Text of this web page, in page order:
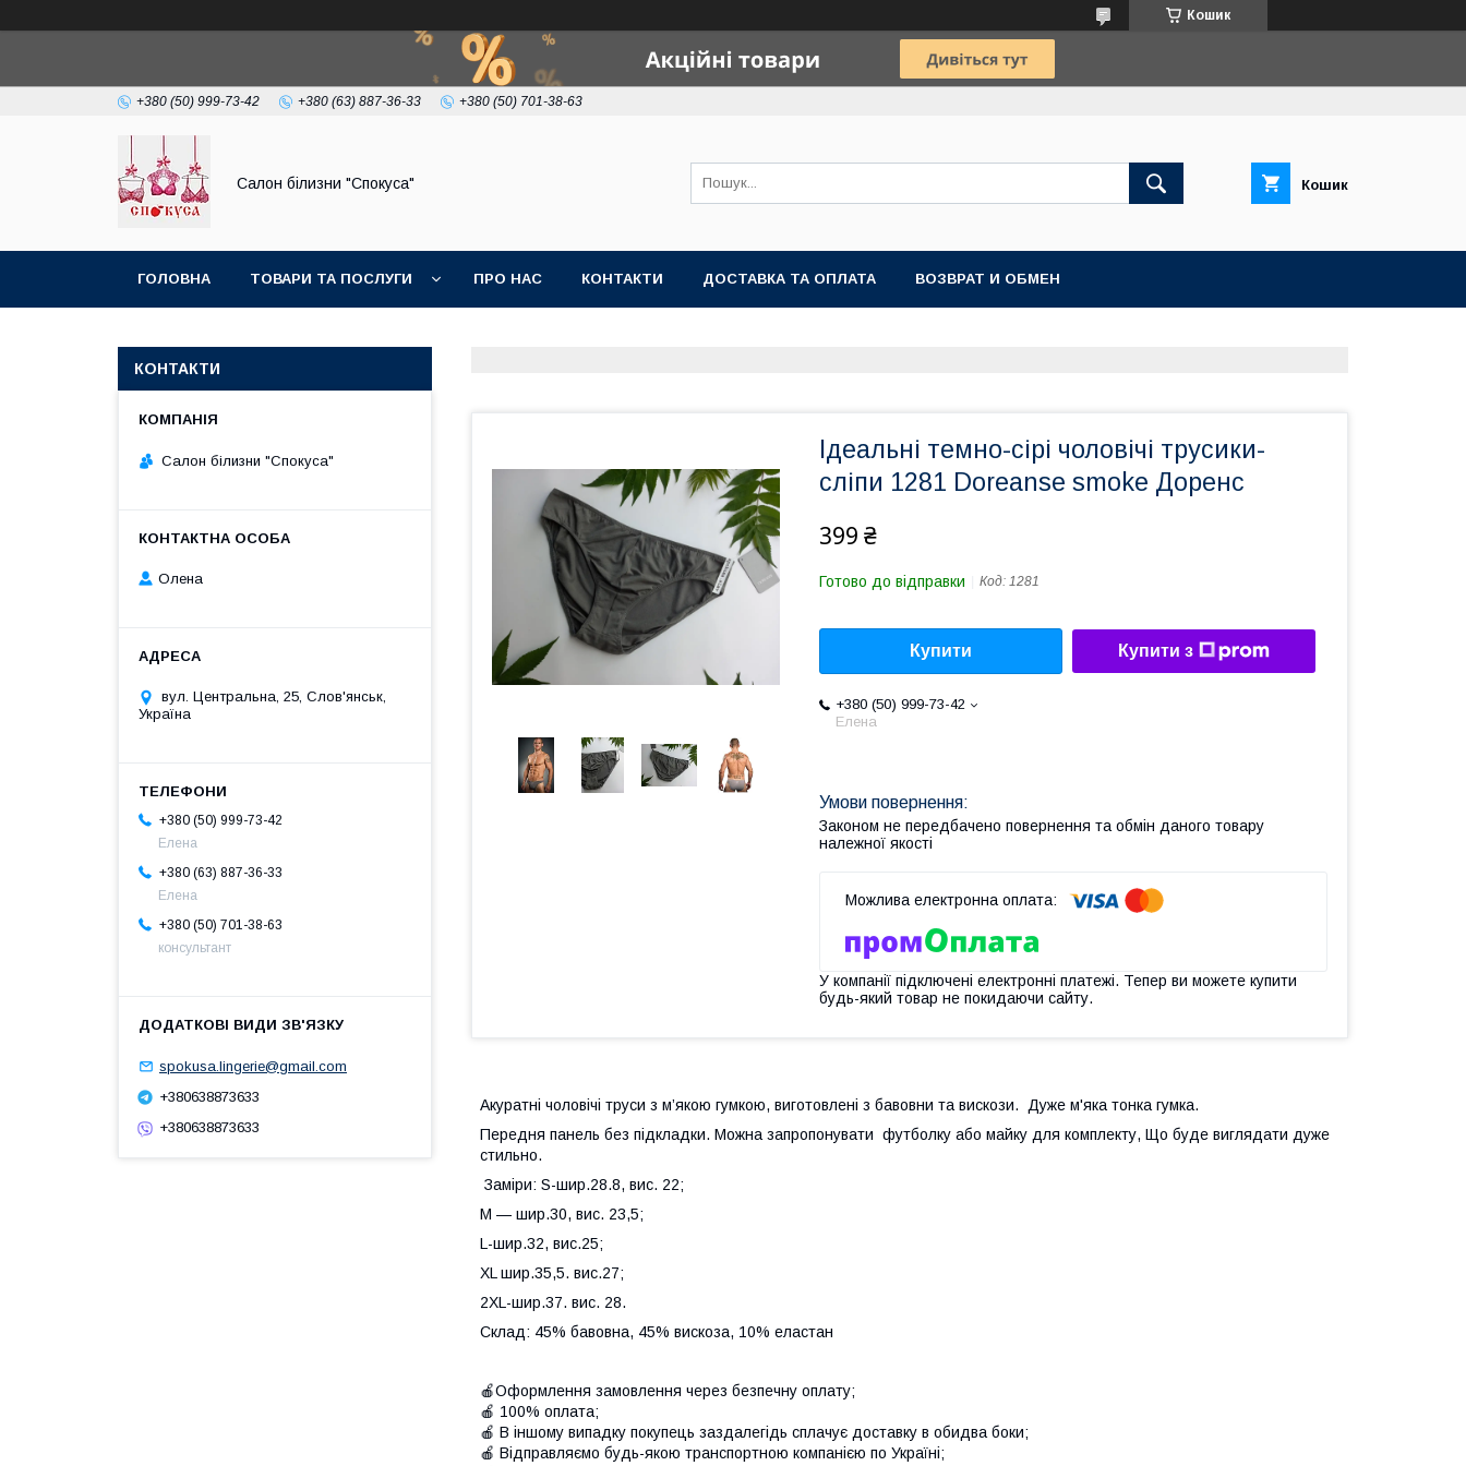
Кошик
+380 (50) 999-73-42 +380 (63) 887-36-33 +380 (50) 701-38-63
Салон білизни "Спокуса" Кошик
ГОЛОВНА ТОВАРИ ТА ПОСЛУГИ ПРО НАС КОНТАКТИ ДОСТАВКА ТА ОПЛАТА ВОЗВРАТ И ОБМЕН
Ідеальні темно-сірі чоловічі трусики-
сліпи 1281 Doreanse smoke Доренс
399 ₴
Готово до відправки Код: 1281
Купити Купити з
+380 (50) 999-73-42
Елена
Законом не передбачено повернення та обмін даного товару
належної якості
У компанії підключені електронні платежі. Тепер ви можете купити
будь-який товар не покидаючи сайту.
Акуратні чоловічі труси з м’якою гумкою, виготовлені з бавовни та вискози. Дуже м'яка тонка гумка.
Передня панель без підкладки. Можна запропонувати футболку або майку для комплекту, Що буде виглядати дуже
стильно.
Заміри: S-шир.28.8, вис. 22;
M — шир.30, вис. 23,5;
L-шир.32, вис.25;
XL шир.35,5. вис.27;
2XL-шир.37. вис. 28.
Склад: 45% бавовна, 45% вискоза, 10% еластан
🍎Оформлення замовлення через безпечну оплату;
🍎 100% оплата;
🍎 В іншому випадку покупець заздалегідь сплачує доставку в обидва боки;
🍎 Відправляємо будь-якою транспортною компанією по Україні;
КОНТАКТИ
Салон білизни "Спокуса"
Олена
вул. Центральна, 25, Слов'янськ,
Україна
+380 (50) 999-73-42
Елена
+380 (63) 887-36-33
Елена
+380 (50) 701-38-63
консультант
spokusa.lingerie@gmail.com
+380638873633
+380638873633